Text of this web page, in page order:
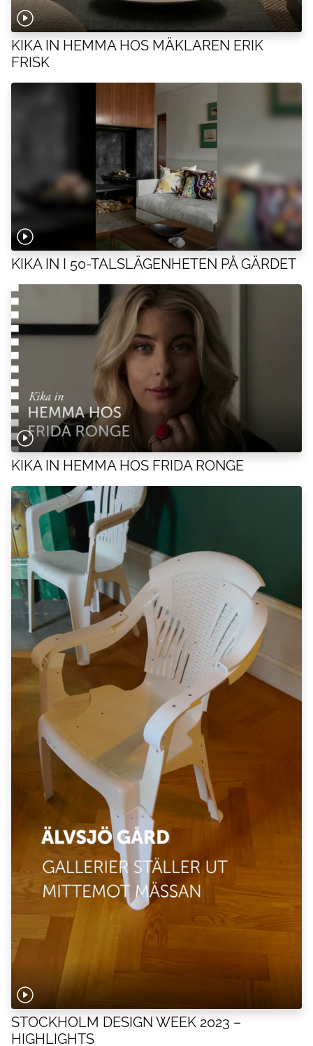
KIKA IN HEMMA HOS MÄKLAREN ERIK
FRISK
KIKA IN I 50-TALSLÄGENHETEN PÅ GÄRDET
KIKA IN HEMMA HOS FRIDA RONGE
STOCKHOLM DESIGN WEEK 2023 –
HIGHLIGHTS